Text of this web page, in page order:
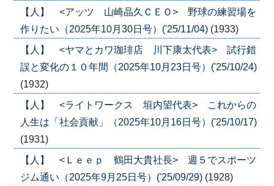
【人】 <アッツ 山崎晶久ＣＥＯ> 野球の練習場を
作りたい（2025年10月30日号）('25/11/04) (1933)
【人】 <ヤマとカワ珈琲店 川下康太代表> 試行錯
誤と変化の１０年間（2025年10月23日号）('25/10/24)
(1932)
【人】 <ライトワークス 垣内望代表> これからの
人生は「社会貢献」（2025年10月16日号）('25/10/17)
(1931)
【人】 <Ｌｅｅｐ 鶴田大貴社長> 週５でスポーツ
ジム通い（2025年9月25日号）('25/09/29) (1928)